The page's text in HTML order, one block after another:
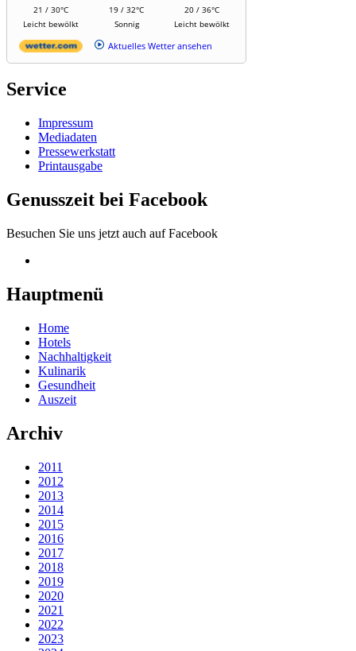
21 / 30°C
Leicht bewölkt
19 / 32°C
Sonnig
20 / 36°C
Leicht bewölkt
Aktuelles Wetter ansehen
Service
Impressum
Mediadaten
Pressewerkstatt
Printausgabe
Genusszeit bei Facebook
Besuchen Sie uns jetzt auch auf Facebook
Hauptmenü
Home
Hotels
Nachhaltigkeit
Kulinarik
Gesundheit
Auszeit
Archiv
2011
2012
2013
2014
2015
2016
2017
2018
2019
2020
2021
2022
2023